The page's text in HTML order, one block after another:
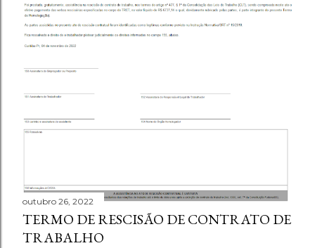
outubro 26, 2022
TERMO DE RESCISÃO DE CONTRATO DE
TRABALHO